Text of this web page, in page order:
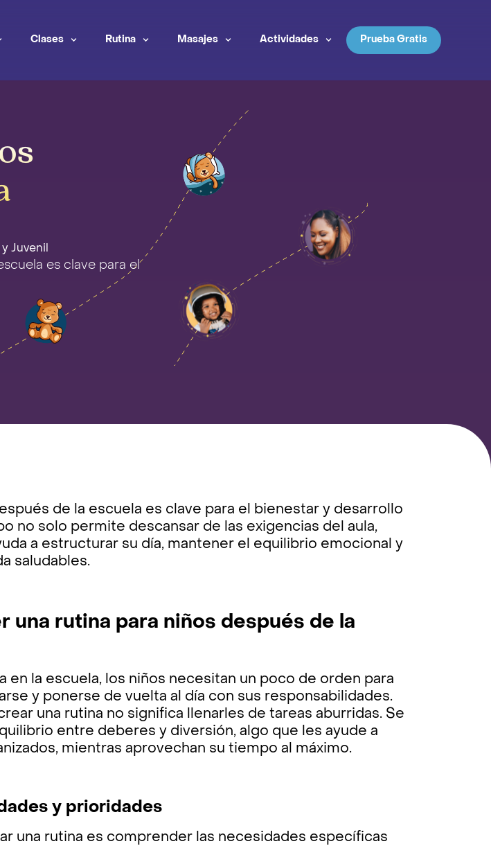
Clases Rutina Masajes Actividades Prueba Gratis
Juvenil
es clave para el
de la escuela es clave para el bienestar y desarrollo
no solo permite descansar de las exigencias del aula,
a estructurar su día, mantener el equilibrio emocional y
saludables.
una rutina para niños después de la
en la escuela, los niños necesitan un poco de orden para
y ponerse de vuelta al día con sus responsabilidades.
una rutina no significa llenarles de tareas aburridas. Se
entre deberes y diversión, algo que les ayude a
mientras aprovechan su tiempo al máximo.
y prioridades
una rutina es comprender las necesidades específicas